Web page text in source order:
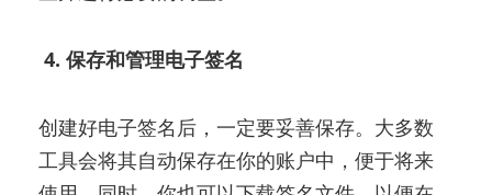
4. 保存和管理电子签名
创建好电子签名后，一定要妥善保存。大多数
工具会将其自动保存在你的账户中，便于将来